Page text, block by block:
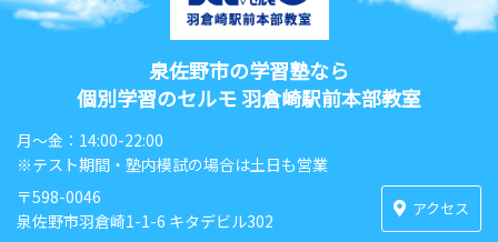
泉佐野市の学習塾なら
個別学習のセルモ 羽倉崎駅前本部教室
月〜金：14:00-22:00
※テスト期間・塾内模試の場合は土日も営業
〒598-0046
泉佐野市羽倉崎1-1-6 キタデビル302
アクセス